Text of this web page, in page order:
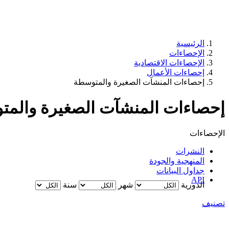
الرئيسية
الإحصاءات
الإحصاءات الاقتصادية
إحصاءات الأعمال
إحصاءات المنشآت الصغيرة والمتوسطة
إحصاءات المنشآت الصغيرة
الإحصاءات
النشرات
المنهجية والجودة
جداول البيانات​
API
الدورية شهر سنة
تصنيف